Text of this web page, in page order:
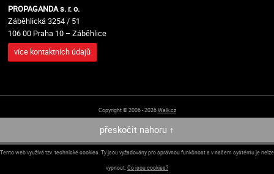
PROPAGANDA s. r. o.
Záběhlická 3254 / 51
106 00 Praha 10 – Záběhlice
více kontaktních údajů
Copyright © 2006 - 2026Walk.cz
přeskočit nahoru ↑
Tento web využívá tzv. technické cookies. Ty jsou vyžadovány pro správnou funkčnost a v našem systému je nelze
vypnout.Co jsou cookies?